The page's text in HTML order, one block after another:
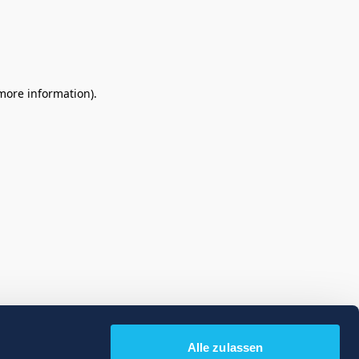
Alle zulassen
information).